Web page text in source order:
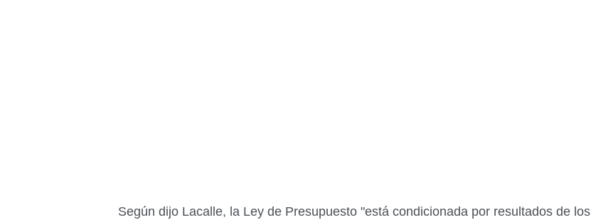
Según dijo Lacalle, la Ley de Presupuesto "está condicionada por resultados de los